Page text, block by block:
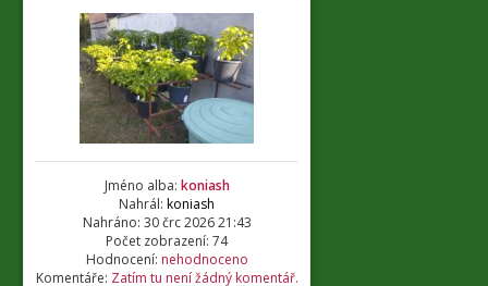
Jméno alba: koniash
Nahrál: koniash
Nahráno: 30 črc 2026 21:43
Počet zobrazení: 74
Hodnocení: nehodnoceno
Komentáře: Zatím tu není žádný komentář.